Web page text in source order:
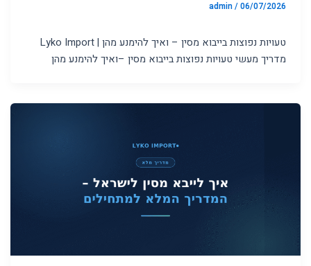
admin/06/07/2026
טעויות נפוצות בייבוא מסין – ואיך להימנע מהן | Lyko Import
מדריך מעשי טעויות נפוצות בייבוא מסין –ואיך להימנע מהן